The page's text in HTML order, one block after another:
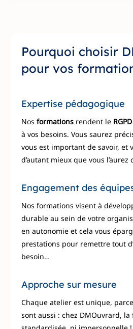
Pourquoi choisir
pour vos
Expertise pédagogique
Nosformations rendent le RGPD
à vos besoins. Vous saurez
vous est important de savoir, et
d’autant mieux que vous l’aurez
Engagement des
Nos formations visent à
durable au sein de votre
en autonomie et cela vous
prestations pour remettre tout
besoin…
Approche sur mesure
Chaque atelier est unique,
sont aussi : chez DMOuvrard, la